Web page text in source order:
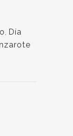
, Día